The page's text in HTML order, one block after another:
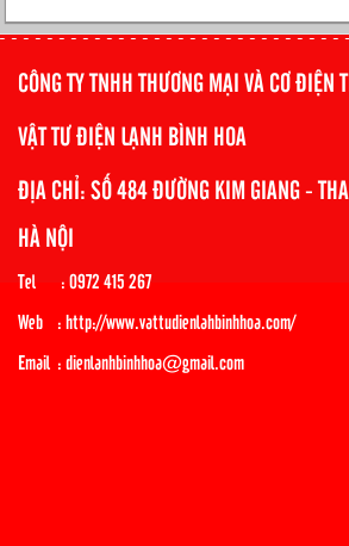
CÔNG TY TNHH THƯƠNG MẠI VÀ CƠ ĐIỆN
VẬT TƯ ĐIỆN LẠNH BÌNH HOA
ĐỊA CHỈ: SỐ 484 ĐƯỜNG KIM GIANG -
HÀ NỘI
Tel : 0972 415 267
Web : http://www.vattudienlahbinhhoa.com/
Email : dienlanhbinhhoa@gmail.com